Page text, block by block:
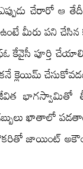
చేరారో ఆ
మీరు పని చేసిన
కేవైసీ పూర్తి
క్లెయిమ్
భాగస్వామితో
ఖాతాలో
జాయింట్